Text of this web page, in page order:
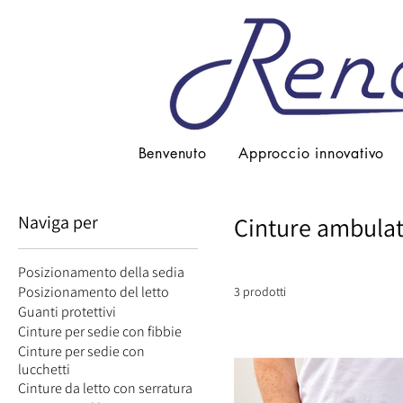
Benvenuto Approccio innovativo
Naviga per
Posizionamento della sedia
Posizionamento del letto
Guanti protettivi
Cinture per sedie con fibbie
Cinture per sedie con
lucchetti
Cinture da letto con serratura
Cinture
3 prodotti